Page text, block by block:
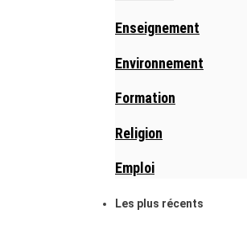
Enseignement
Environnement
Formation
Religion
Emploi
Les plus récents